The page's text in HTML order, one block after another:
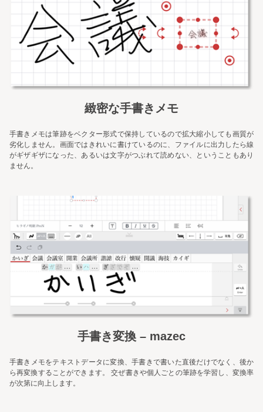
緻密な手書きメモ
手書きメモは筆跡をベクター形式で保持しているので拡大縮小しても画質が
劣化しません。画面ではきれいに書けているのに、ファイルに出力したら線
がギザギザになった、あるいは文字がつぶれて読めない、ということもあり
ません。
手書き変換 – mazec
手書きメモをテキストデータに変換、手書きで書いた直後だけでなく、後か
ら再変換することができます。 交ぜ書きや個人ごとの筆跡を学習し、変換率
が次第に向上します。